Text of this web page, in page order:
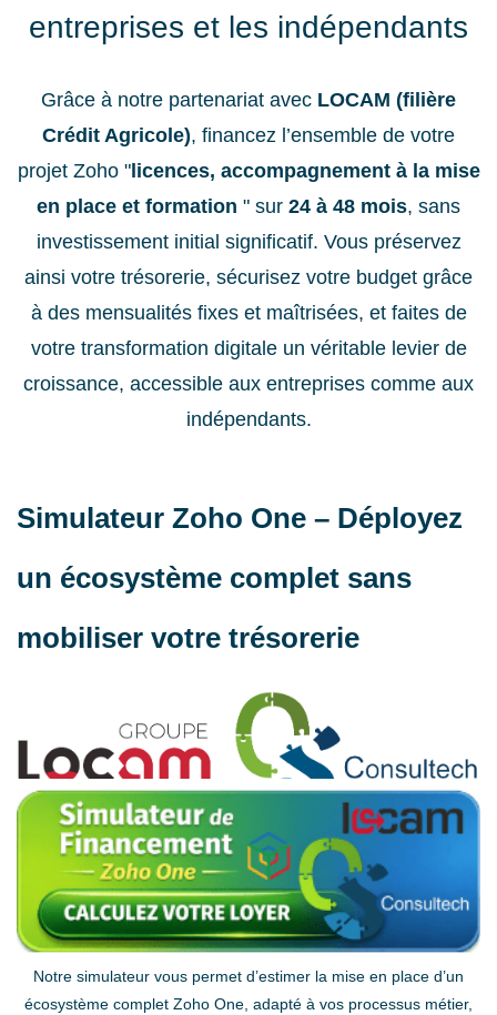
entreprises et les indépendants
Grâce à notre partenariat avec LOCAM (filière
Crédit Agricole), financez l’ensemble de votre
projet Zoho "licences, accompagnement à la mise
en place et formation " sur 24 à 48 mois, sans
investissement initial significatif. Vous préservez
ainsi votre trésorerie, sécurisez votre budget grâce
à des mensualités fixes et maîtrisées, et faites de
votre transformation digitale un véritable levier de
croissance, accessible aux entreprises comme aux
indépendants.
Simulateur Zoho One – Déployez
un écosystème complet sans
mobiliser votre trésorerie
Notre simulateur vous permet d’estimer la mise en place d’un
écosystème complet Zoho One, adapté à vos processus métier,